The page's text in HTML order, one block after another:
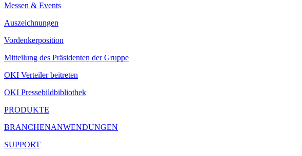
Messen & Events
Auszeichnungen
Vordenkerposition
Mitteilung des Präsidenten der Gruppe
OKI Verteiler beitreten
OKI Pressebildbibliothek
PRODUKTE
BRANCHENANWENDUNGEN
SUPPORT